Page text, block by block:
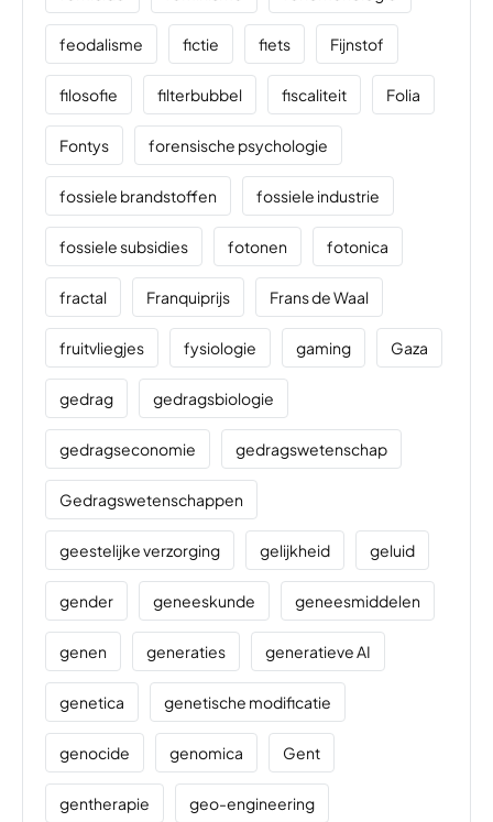
feodalisme fictie fiets Fijnstof
filosofie filterbubbel fiscaliteit Folia
Fontys forensische psychologie
fossiele brandstoffen fossiele industrie
fossiele subsidies fotonen fotonica
fractal Franquiprijs Frans de Waal
fruitvliegjes fysiologie gaming Gaza
gedrag gedragsbiologie
gedragseconomie gedragswetenschap
Gedragswetenschappen
geestelijke verzorging gelijkheid geluid
gender geneeskunde geneesmiddelen
genen generaties generatieve AI
genetica genetische modificatie
genocide genomica Gent
gentherapie geo-engineering